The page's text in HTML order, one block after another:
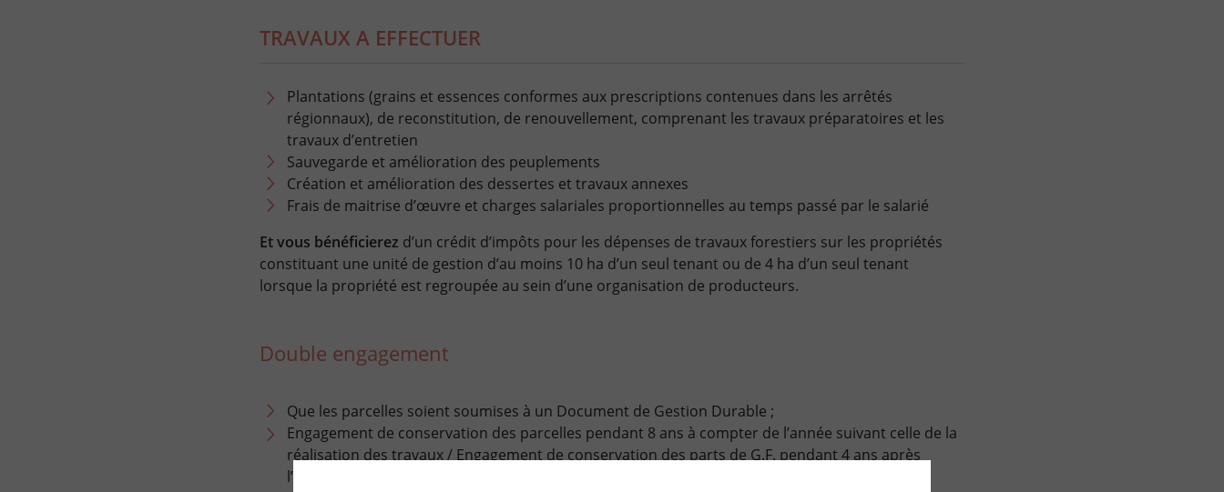
TRAVAUX A EFFECTUER
Plantations (grains et essences conformes aux prescriptions contenues dans les arrêtés
régionnaux), de reconstitution, de renouvellement, comprenant les travaux préparatoires et les
travaux d’entretien
Sauvegarde et amélioration des peuplements
Création et amélioration des dessertes et travaux annexes
Frais de maitrise d’œuvre et charges salariales proportionnelles au temps passé par le salarié
Et vous bénéficierez d’un crédit d’impôts pour les dépenses de travaux forestiers sur les propriétés
constituant une unité de gestion d’au moins 10 ha d’un seul tenant ou de 4 ha d’un seul tenant
lorsque la propriété est regroupée au sein d’une organisation de producteurs.
Double engagement
Que les parcelles soient soumises à un Document de Gestion Durable ;
Engagement de conservation des parcelles pendant 8 ans à compter de l’année suivant celle de la
réalisation des travaux / Engagement de conservation des parts de G.F. pendant 4 ans après
l’année de réalisation des travaux + conservation des parcelles par le G.F. pendant 8 ans.